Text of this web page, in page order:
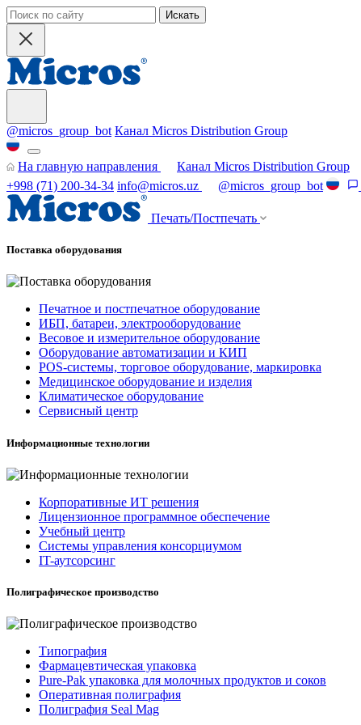
Искать
@micros_group_bot Канал Micros Distribution Group
На главную направления
Канал Micros Distribution Group
+998 (71) 200-34-34 info@micros.uz @micros_group_bot
Печать/Постпечать
Поставка оборудования
Печатное и постпечатное оборудование
ИБП, батареи, электрооборудование
Весовое и измерительное оборудование
Оборудование автоматизации и КИП
POS-системы, торговое оборудование, маркировка
Медицинское оборудование и изделия
Климатическое оборудование
Сервисный центр
Информационные технологии
Корпоративные ИТ решения
Лицензионное программное обеспечение
Учебный центр
Системы управления консорциумом
IT-аутсорсинг
Полиграфическое производство
Типография
Фармацевтическая упаковка
Pure-Pak упаковка для молочных продуктов и соков
Оперативная полиграфия
Полиграфия Seal Mag